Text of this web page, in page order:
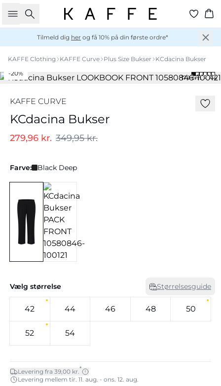
Søg
Tilmeld dig her og få 10% på din første ordre*
KAFFE Clothing KAFFE Curve Plus Size Bukser KCdacina Bukser
179 cm • 44
-20%
KAFFE CURVE
KCdacina Bukser
279,96 kr. 349,95 kr.
Farve: Black Deep
Vælg størrelse Størrelsesguide
42 44 46 48 50
52 54
Levering fra 39,00 kr.*
Levering mellem tir. 11. aug. - ons. 12. aug.